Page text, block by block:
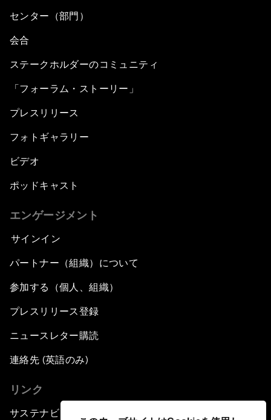
センター（部門）
会合
ステークホルダーのコミュニティ
「フォーラム・ストーリー」
プレスリリース
フォトギャラリー
ビデオ
ポッドキャスト
エンゲージメント
サインイン
パートナー（組織）について
参加する（個人、組織）
プレスリリース登録
ニュースレター購読
連絡先 (英語のみ)
リンク
サステナビリティへの取り組み